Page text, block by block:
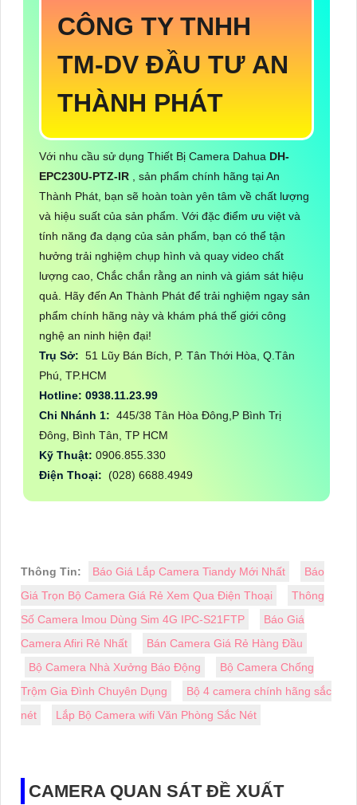
CÔNG TY TNHH
TM-DV ĐẦU TƯ AN
THÀNH PHÁT
Với nhu cầu sử dụng Thiết Bị Camera Dahua DH-
EPC230U-PTZ-IR
, sản phẩm chính hãng tại An
Thành Phát, bạn sẽ hoàn toàn yên tâm về chất lượng
và hiệu suất của sản phẩm. Với đặc điểm ưu việt và
tính năng đa dạng của sản phẩm, bạn có thể tận
hưởng trải nghiệm chụp hình và quay video chất
lượng cao, Chắc chắn rằng an ninh và giám sát hiệu
quả. Hãy đến An Thành Phát để trải nghiệm ngay sản
phẩm chính hãng này và khám phá thế giới công
nghệ an ninh hiện đại!
Trụ Sở: 51 Lũy Bán Bích, P. Tân Thới Hòa, Q.Tân
Phú, TP.HCM
Hotline: 0938.11.23.99
Chi Nhánh 1: 445/38 Tân Hòa Đông,P Bình Trị
Đông, Bình Tân, TP HCM
Kỹ Thuật: 0906.855.330
Điện Thoại: (028) 6688.4949
Thông Tin: Báo Giá Lắp Camera Tiandy Mới Nhất
Báo
Giá Trọn Bộ Camera Giá Rẻ Xem Qua Điện Thoại
Thông
Số Camera Imou Dùng Sim 4G IPC-S21FTP
Báo Giá
Camera Afiri Rẻ Nhất
Bán Camera Giá Rẻ Hàng Đầu
Bộ Camera Nhà Xưởng Báo Động
Bộ Camera Chống
Trộm Gia Đình Chuyên Dụng
Bộ 4 camera chính hãng sắc
nét
Lắp Bộ Camera wifi Văn Phòng Sắc Nét
CAMERA QUAN SÁT ĐỀ XUẤT